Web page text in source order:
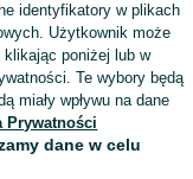
identyfikatory w plikach
Użytkownik może
poniżej lub w
Te wybory będą
miały wpływu na dane
Prywatności
dane w celu